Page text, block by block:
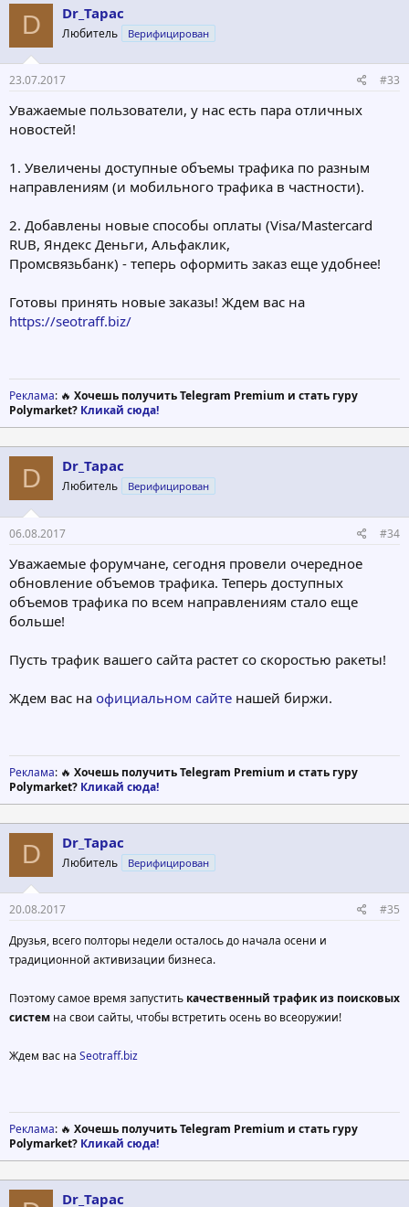
D Dr_Tapac
Любитель Верифицирован
23.07.2017 #33
Уважаемые пользователи, у нас есть пара отличных
новостей!
1. Увеличены доступные объемы трафика по разным
направлениям (и мобильного трафика в частности).
2. Добавлены новые способы оплаты (Visa/Mastercard
RUB, Яндекс Деньги, Альфаклик,
Промсвязьбанк) - теперь оформить заказ еще удобнее!
Готовы принять новые заказы! Ждем вас на
https://seotraff.biz/
Реклама: 🔥 Хочешь получить Telegram Premium и стать гуру
Polymarket? Кликай сюда!
D Dr_Tapac
Любитель Верифицирован
06.08.2017 #34
Уважаемые форумчане, сегодня провели очередное
обновление объемов трафика. Теперь доступных
объемов трафика по всем направлениям стало еще
больше!
Пусть трафик вашего сайта растет со скоростью ракеты!
Ждем вас на официальном сайте нашей биржи.
Реклама: 🔥 Хочешь получить Telegram Premium и стать гуру
Polymarket? Кликай сюда!
D Dr_Tapac
Любитель Верифицирован
20.08.2017
#35
Друзья, всего полторы недели осталось до начала осени и
традиционной активизации бизнеса.
Поэтому самое время запустить качественный трафик из поисковых
систем на свои сайты, чтобы встретить осень во всеоружии!
Ждем вас на Seotraff.biz
Реклама: 🔥 Хочешь получить Telegram Premium и стать гуру
Polymarket? Кликай сюда!
Dr_Tapac